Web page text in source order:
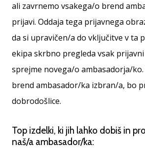
ali zavrnemo vsakega/o brend
prijavi. Oddaja tega prijavnega
da si upravičen/a do vključitve v ta
ekipa skrbno pregleda vsak
sprejme novega/o ambasadorja/
brend ambasador/ka izbran/a, bo
dobrodošlice.
Top izdelki, ki jih lahko dobiš in
naš/a ambasador/ka: